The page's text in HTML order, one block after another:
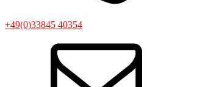
+49(0)33845 40354